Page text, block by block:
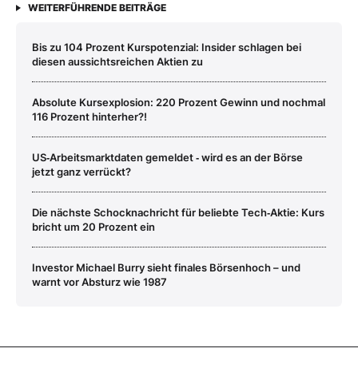
WEITERFÜHRENDE BEITRÄGE
Bis zu 104 Prozent Kurspotenzial: Insider schlagen bei
diesen aussichtsreichen Aktien zu
Absolute Kursexplosion: 220 Prozent Gewinn und nochmal
116 Prozent hinterher?!
US‑Arbeitsmarktdaten gemeldet ‑ wird es an der Börse
jetzt ganz verrückt?
Die nächste Schocknachricht für beliebte Tech‑Aktie: Kurs
bricht um 20 Prozent ein
Investor Michael Burry sieht finales Börsenhoch – und
warnt vor Absturz wie 1987